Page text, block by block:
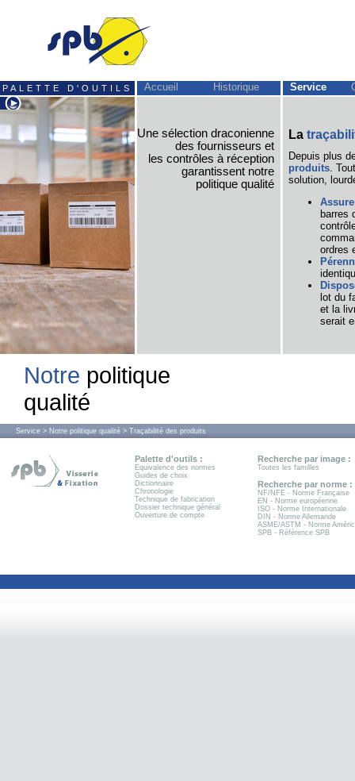
PALETTE D'OUTILS Accueil Historique Service
Une sélection draconienne
des fournisseurs et
les contrôles à réception
garantissent notre
politique qualité
La
Depuis plus
produits.
solution,
barres
ordres
lot du
et la
serait
Notre politique
qualité
Service > Notre politique qualité > Traçabilité des produits
Palette d'outils :
Equivalence des normes
Guides de choix
Dictionnaire
Chronologie
Technique de fabrication
Dossier technique général
Ouverture de compte
Recherche par image :
Toutes les familles
Recherche par norme :
NF/NFE - Norme Française
EN - Norme européenne
ISO - Norme Internationale
DIN - Norme Allemande
ASME/ASTM - Norme
SPB - Référence SPB